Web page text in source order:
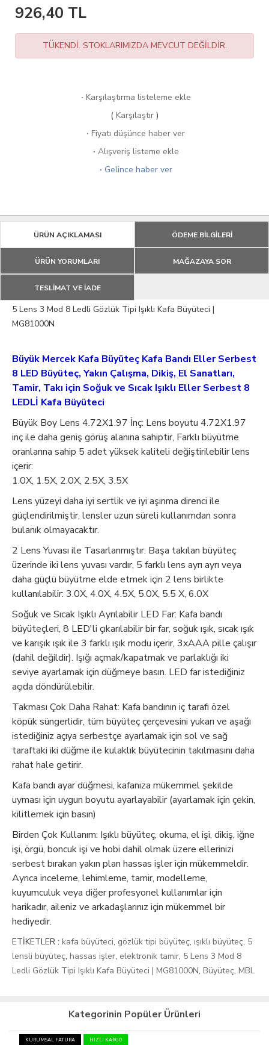
926,40 TL
TÜKENDİ. STOKLARIMIZDA MEVCUT DEĞİLDİR.
· Karşılaştırma listeleme ekle
( Karşılaştır )
· Fiyatı düşünce haber ver
· Alışveriş listeme ekle
· Gelince haber ver
ÜRÜN AÇIKLAMASI ÖDEME BİLGİLERİ
ÜRÜN YORUMLARI MAĞAZAYA SOR
TESLİMAT VE İADE
5 Lens 3 Mod 8 Ledli Gözlük Tipi Işıklı Kafa Büyüteci |
MG81000N
Büyük Mercek Kafa Büyüteç Kafa Bandı Eller Serbest
8 LED Büyüteç, Yakın Çalışma, Dikiş, El Sanatları,
Tamir, Takı için Soğuk ve Sıcak Işıklı Eller Serbest 8
LEDLİ Kafa Büyüteci
Büyük Boy Lens 4.72X1.97 İnç: Lens boyutu 4.72X1.97
inç ile daha geniş görüş alanına sahiptir, Farklı büyütme
oranlarına sahip 5 adet yüksek kaliteli değiştirilebilir lens
içerir:
1.0X, 1.5X, 2.0X, 2.5X, 3.5X
Lens yüzeyi daha iyi sertlik ve iyi aşınma direnci ile
güçlendirilmiştir, lensler uzun süreli kullanımdan sonra
bulanık olmayacaktır.
2 Lens Yuvası ile Tasarlanmıştır: Başa takılan büyüteç
üzerinde iki lens yuvası vardır, 5 farklı lens ayrı ayrı veya
daha güçlü büyütme elde etmek için 2 lens birlikte
kullanılabilir: 3.0X, 4.0X, 4.5X, 5.0X, 5.5 X, 6.0X
Soğuk ve Sıcak Işıklı Ayrılabilir LED Far: Kafa bandı
büyüteçleri, 8 LED'li çıkarılabilir bir far, soğuk ışık, sıcak ışık
ve karışık ışık ile 3 farklı ışık modu içerir, 3xAAA pille çalışır
(dahil değildir). Işığı açmak/kapatmak ve parlaklığı iki
seviye ayarlamak için düğmeye basın. LED far istediğiniz
açıda döndürülebilir.
Takması Çok Daha Rahat: Kafa bandının iç tarafı özel
köpük süngerlidir, tüm büyüteç çerçevesini yukarı ve aşağı
istediğiniz açıya serbestçe ayarlamak için sol ve sağ
taraftaki iki düğme ile kulaklık büyütecinin takılmasını daha
rahat hale getirir.
Kafa bandı ayar düğmesi, kafanıza mükemmel şekilde
uyması için uygun boyutu ayarlayabilir (ayarlamak için çekin,
kilitlemek için basın)
Birden Çok Kullanım: Işıklı büyüteç, okuma, el işi, dikiş, iğne
işi, örgü, boncuk işi ve hobi dahil olmak üzere ellerinizi
serbest bırakan yakın plan hassas işler için mükemmeldir.
Ayrıca inceleme, lehimleme, tamir, modelleme,
kuyumculuk veya diğer profesyonel kullanımlar için
harikadır, aileniz ve arkadaşlarınız için mükemmel bir
hediyedir.
ETİKETLER : kafa büyüteci, gözlük tipi büyüteç, ışıklı büyüteç, 5
lensli büyüteç, hassas işler, elektronik tamir, 5 Lens 3 Mod 8
Ledli Gözlük Tipi Işıklı Kafa Büyüteci | MG81000N, Büyüteç, MBL
Kategorinin Popüler Ürünleri
KURUMSAL FATURA HIZLI KARGO